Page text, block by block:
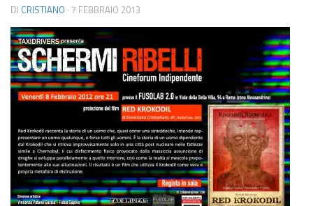
DI CRISTIANO · 7 FEBBRAIO 2013